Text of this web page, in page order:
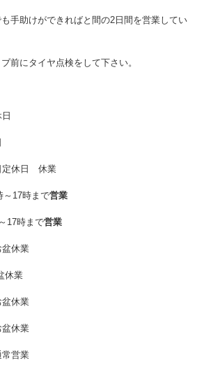
手助けができればと間の2日間を営業してい
前にタイヤ点検をして下さい。
休日 休業
17時まで営業
17時まで営業
休業
業
休業
休業
営業